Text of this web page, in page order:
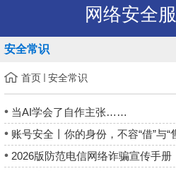
网络安全
安全常识
首页 安全常识
当AI学会了自作主张……
账号安全丨你的身份，不容“借”与“
2026版防范电信网络诈骗宣传手册